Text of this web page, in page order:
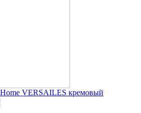
VERSAILES кремовый